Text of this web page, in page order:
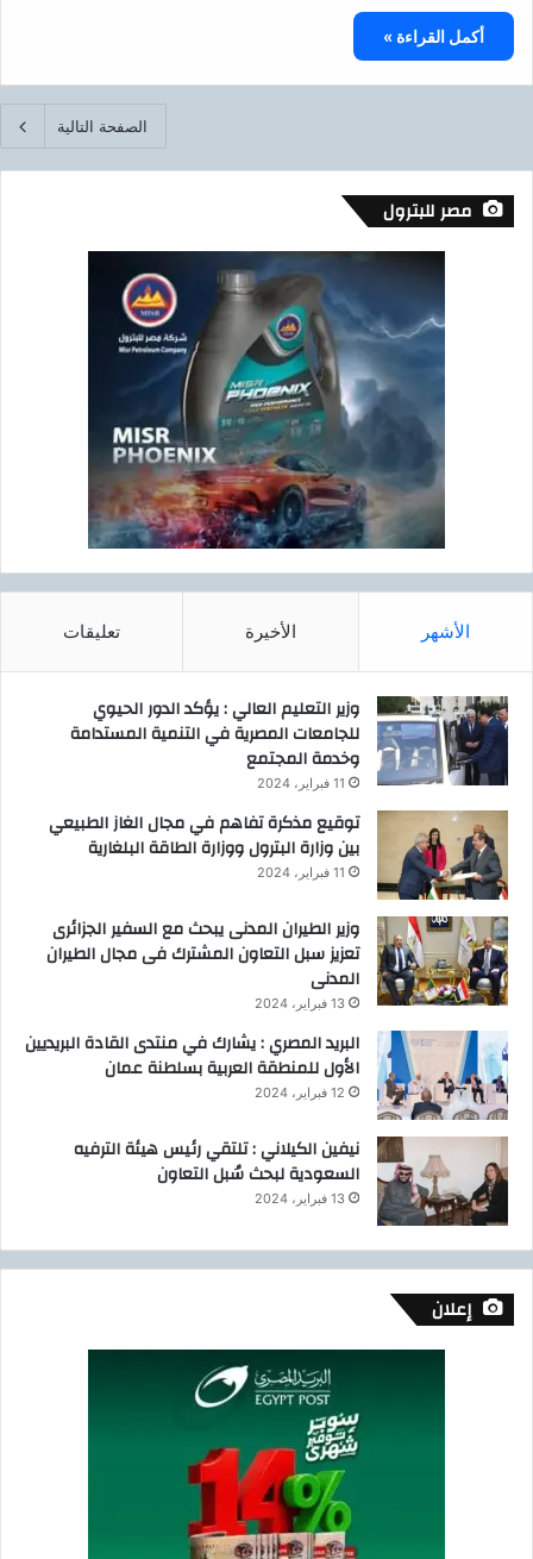
أكمل القراءة »
الصفحة التالية
مصر للبترول
الأشهر الأخيرة تعليقات
وزير التعليم العالي : يؤكد الدور الحيوي
للجامعات المصرية في التنمية المستدامة
وخدمة المجتمع
11 فبراير، 2024
توقيع مذكرة تفاهم في مجال الغاز الطبيعي
بين وزارة البترول ووزارة الطاقة البلغارية
11 فبراير، 2024
وزير الطيران المدنى يبحث مع السفير الجزائرى
تعزيز سبل التعاون المشترك فى مجال الطيران
المدنى
13 فبراير، 2024
البريد المصري : يشارك في منتدى القادة البريديين
الأول للمنطقة العربية بسلطنة عمان
12 فبراير، 2024
نيفين الكيلاني : تلتقي رئيس هيئة الترفيه
السعودية لبحث سُبل التعاون
13 فبراير، 2024
إعلان